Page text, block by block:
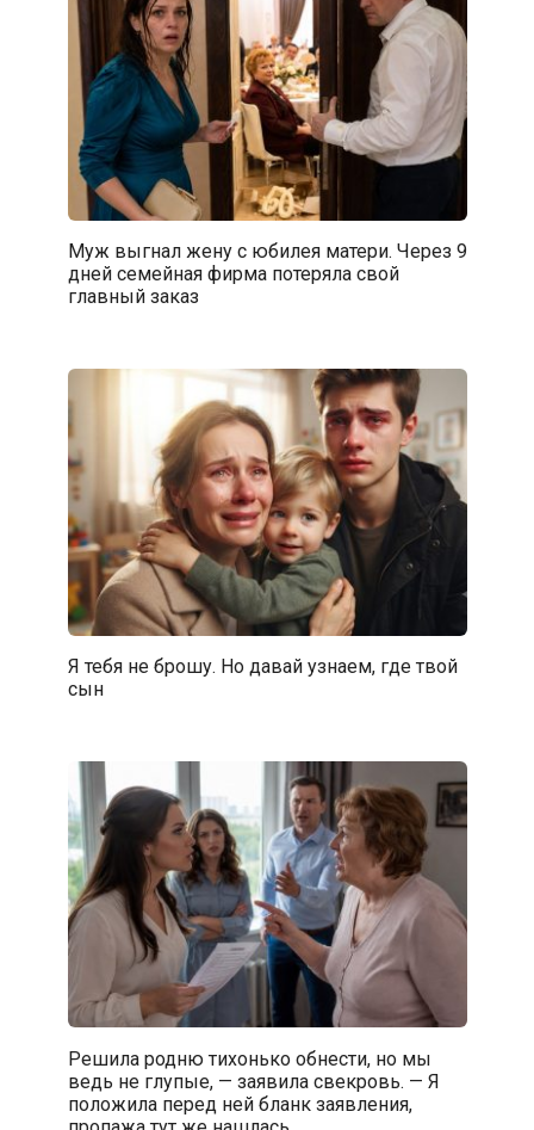
Муж выгнал жену с юбилея матери. Через 9
дней семейная фирма потеряла свой
главный заказ
Я тебя не брошу. Но давай узнаем, где твой
сын
Решила родню тихонько обнести, но мы
ведь не глупые, — заявила свекровь. — Я
положила перед ней бланк заявления,